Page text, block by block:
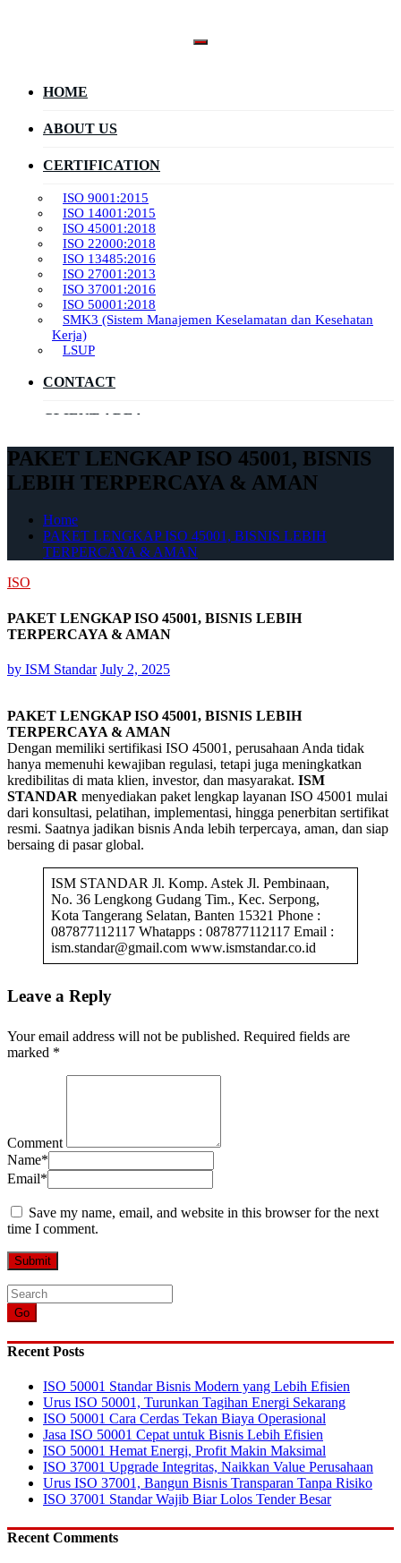
HOME
ABOUT US
CERTIFICATION
ISO 9001:2015
ISO 14001:2015
ISO 45001:2018
ISO 22000:2018
ISO 13485:2016
ISO 27001:2013
ISO 37001:2016
ISO 50001:2018
SMK3 (Sistem Manajemen Keselamatan dan Kesehatan
Kerja)
LSUP
CONTACT
CLIENT AREA
ARTIKEL
PAKET LENGKAP ISO 45001, BISNIS
LEBIH TERPERCAYA & AMAN
Home
PAKET LENGKAP ISO 45001, BISNIS LEBIH
TERPERCAYA & AMAN
ISO
PAKET LENGKAP ISO 45001, BISNIS LEBIH
TERPERCAYA & AMAN
by ISM Standar July 2, 2025
PAKET LENGKAP ISO 45001, BISNIS LEBIH
TERPERCAYA & AMAN
Dengan memiliki sertifikasi ISO 45001, perusahaan Anda tidak
hanya memenuhi kewajiban regulasi, tetapi juga meningkatkan
kredibilitas di mata klien, investor, dan masyarakat. ISM
STANDAR menyediakan paket lengkap layanan ISO 45001 mulai
dari konsultasi, pelatihan, implementasi, hingga penerbitan sertifikat
resmi. Saatnya jadikan bisnis Anda lebih terpercaya, aman, dan siap
bersaing di pasar global.
ISM STANDAR Jl. Komp. Astek Jl. Pembinaan,
No. 36 Lengkong Gudang Tim., Kec. Serpong,
Kota Tangerang Selatan, Banten 15321 Phone :
087877112117 Whatapps : 087877112117 Email :
ism.standar@gmail.com www.ismstandar.co.id
Leave a Reply
Your email address will not be published. Required fields are
marked *
Comment
Name*
Email*
Save my name, email, and website in this browser for the next
time I comment.
Go
Recent Posts
ISO 50001 Standar Bisnis Modern yang Lebih Efisien
Urus ISO 50001, Turunkan Tagihan Energi Sekarang
ISO 50001 Cara Cerdas Tekan Biaya Operasional
Jasa ISO 50001 Cepat untuk Bisnis Lebih Efisien
ISO 50001 Hemat Energi, Profit Makin Maksimal
ISO 37001 Upgrade Integritas, Naikkan Value Perusahaan
Urus ISO 37001, Bangun Bisnis Transparan Tanpa Risiko
ISO 37001 Standar Wajib Biar Lolos Tender Besar
Recent Comments